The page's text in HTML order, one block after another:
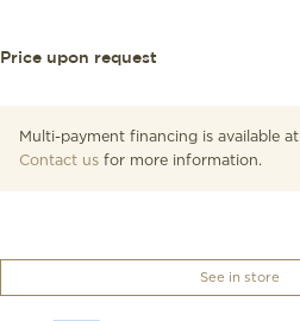
Price upon request
Multi-payment financing is available at
Contact usfor more information.
See in store